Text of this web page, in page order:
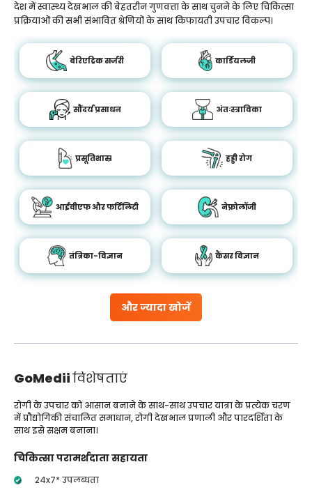
और ज्यादा खोजें
देश में स्वास्थ्य देखभाल की बेहतरीन गुणवत्ता के साथ चुनने के लिए चिकित्सा
प्रक्रियाओं की सभी संभावित श्रेणियों के साथ किफायती उपचार विकल्प।
बेरिएट्रिक सर्जरी कार्डियलजी
सौंदर्य प्रसाधन अंतःस्त्राविका
प्रसूतिशास्र हड्डी रोग
आईवीएफ और फर्टिलिटी नेफ्रोलॉजी
तंत्रिका-विज्ञान कैंसर विज्ञान
GoMediiविशेषताएं
रोगी के उपचार को आसान बनाने के साथ-साथ उपचार यात्रा के प्रत्येक चरण
में प्रौद्योगिकी संचालित समाधान, रोगी देखभाल प्रणाली और पारदर्शिता के
साथ इसे सक्षम बनाना।
चिकित्सा परामर्शदाता सहायता
24x7* उपलब्धता